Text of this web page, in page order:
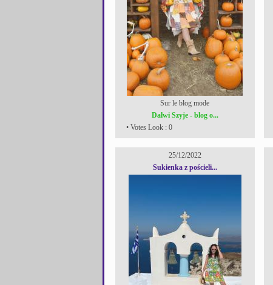
Sur le blog mode
Dalwi Szyje - blog o...
• Votes Look : 0
25/12/2022
Sukienka z pościeli...